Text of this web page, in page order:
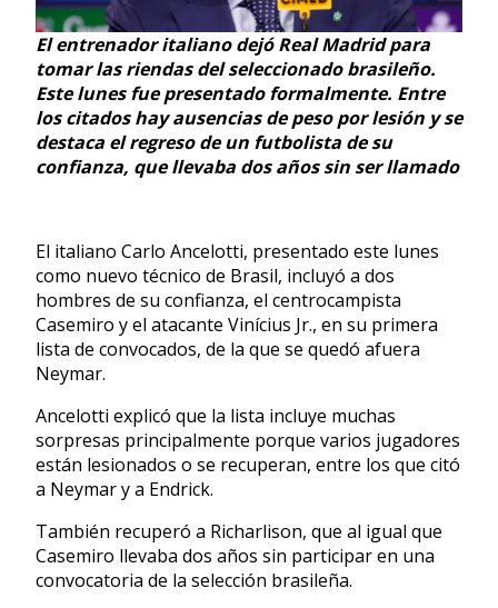
El entrenador italiano dejó Real Madrid para
tomar las riendas del seleccionado brasileño.
Este lunes fue presentado formalmente. Entre
los citados hay ausencias de peso por lesión y se
destaca el regreso de un futbolista de su
confianza, que llevaba dos años sin ser llamado
El italiano Carlo Ancelotti, presentado este lunes
como nuevo técnico de Brasil, incluyó a dos
hombres de su confianza, el centrocampista
Casemiro y el atacante Vinícius Jr., en su primera
lista de convocados, de la que se quedó afuera
Neymar.
Ancelotti explicó que la lista incluye muchas
sorpresas principalmente porque varios jugadores
están lesionados o se recuperan, entre los que citó
a Neymar y a Endrick.
También recuperó a Richarlison, que al igual que
Casemiro llevaba dos años sin participar en una
convocatoria de la selección brasileña.